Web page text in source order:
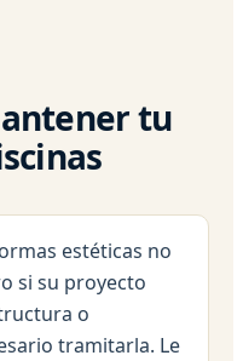
tu
estéticas no
si su proyecto
o
tramitarla. Le